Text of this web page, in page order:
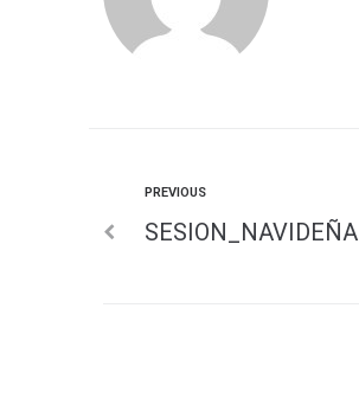
PREVIOUS
SESION_NAVIDEÑA